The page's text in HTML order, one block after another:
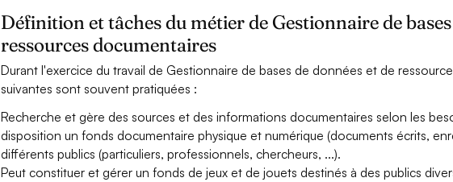
Définition et tâches du métier de Gestionnaire de
ressources documentaires
Durant l'exercice du travail de Gestionnaire de bases de données et de
suivantes sont souvent pratiquées :
Recherche et gère des sources et des informations documentaires selon les
disposition un fonds documentaire physique et numérique (documents écrits,
différents publics (particuliers, professionnels, chercheurs, ...).
Peut constituer et gérer un fonds de jeux et de jouets destinés à des publics